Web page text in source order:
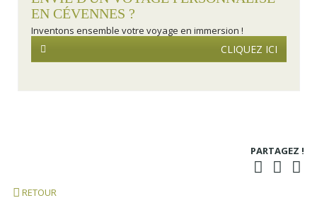
EN CÉVENNES ?
Inventons ensemble votre voyage en immersion !
CLIQUEZ ICI
PARTAGEZ !
RETOUR